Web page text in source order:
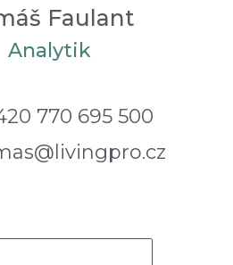
Faulant
Analytik
770 695 500